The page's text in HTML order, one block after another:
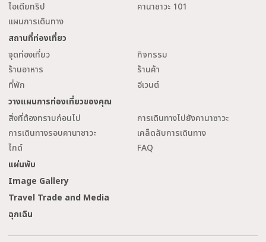
ไอเดียทริป
คานาซาวะ 101
แผนการเดินทาง
สถานที่ท่องเที่ยว
จุดท่องเที่ยว
กิจกรรม
ร้านอาหาร
ร้านค้า
ที่พัก
อีเวนต์
วางแผนการท่องเที่ยวของคุณ
สิ่งที่ต้องทราบก่อนไป
การเดินทางไปยังคานาซาวะ
การเดินทางรอบคานาซาวะ
เคล็ดลับการเดินทาง
ไกด์
FAQ
แผ่นพับ
Image Gallery
Travel Trade and Media
ฉุกเฉิน